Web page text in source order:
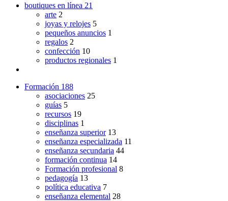
boutiques en línea 21
arte 2
joyas y relojes 5
pequeños anuncios 1
regalos 2
confección 10
productos regionales 1
Formación 188
asociaciones 25
guías 5
recursos 19
disciplinas 1
enseñanza superior 13
enseñanza especializada 11
enseñanza secundaria 44
formación continua 14
Formación profesional 8
pedagogía 13
política educativa 7
enseñanza elemental 28